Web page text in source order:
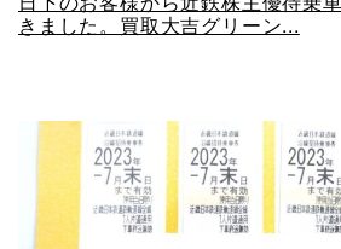
きました。買取大吉グリーン...